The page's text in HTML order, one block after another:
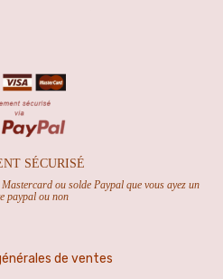
SÉCURISÉ
ou solde Paypal que vous ayez un
paypal ou non
de ventes